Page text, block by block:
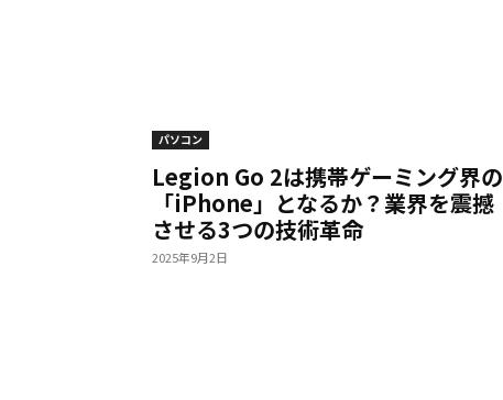
パソコン
Legion Go 2は携帯ゲーミング界の
「iPhone」となるか？業界を震撼
させる3つの技術革命
2025年9月2日